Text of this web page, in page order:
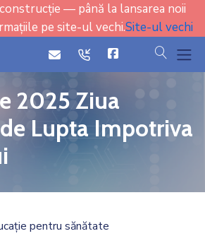
— până la lansarea noii
pe site-ul vechi.Site-ul vechi
iconicon cauta
2025 Ziua
Lupta Impotriva
pentru sănătate